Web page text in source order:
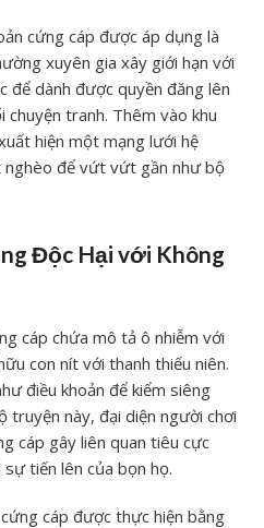
cứng cáp được áp dụng là
xuyên gia xây giới hạn với
để dành được quyền đăng lên
tranh. Thêm vào khu
hiện một mạng lưới hệ
nghèo để vứt vứt gần như bộ
Độc Hại với Không
cáp chứa mô tả ô nhiễm với
con nít với thanh thiếu niên.
điều khoản để kiểm siêng
này, đại diện người chơi
cáp gây liên quan tiêu cực
tiến lên của bọn họ.
cáp được thực hiện bằng